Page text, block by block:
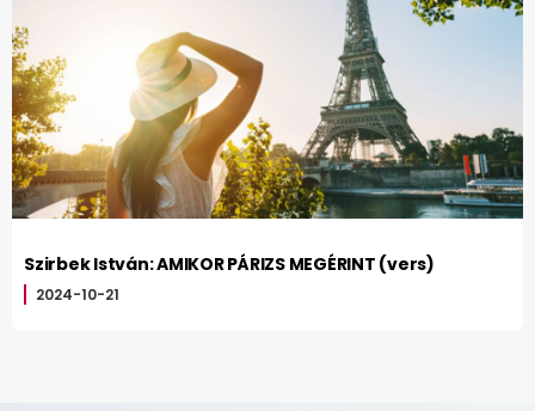
Szirbek István: AMIKOR PÁRIZS MEGÉRINT (vers)
2024-10-21